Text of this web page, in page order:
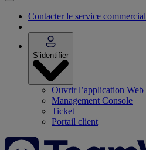
Contacter le service commercial
S’identifier
Ouvrir l’application Web
Management Console
Ticket
Portail client